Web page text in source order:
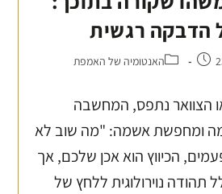
הדבקה רגשית
האנטומיה של האמפת
הצוואר נתפס, המחשבה
ומחפשת אשמה: "מה שוב לא
הכיווץ הוא אכן שלכם, אך
תהודה נוירולוגית ללחץ של